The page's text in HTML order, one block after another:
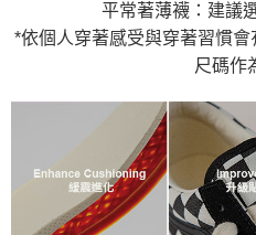
2.透過簡訊連結打開帳單後，可選擇
帳／街口支付／iPASS MONEY」等通
1.本服務係由「台灣大哥大股份有限
用戶於交易時，得透過本服務購買商
買賣價金債權讓與本公司後，依約使
2.基於同意付款使用「大哥付你分期
資料（包含姓名、電話或地址）提供
由本公司與您本人進行分期帳單所需
3.完整用戶服務條款，請詳閱以下連結
１．於結帳方式選擇「AFTEE先享後
結帳頁面，進行簡訊認證並確認金額
２．訂單成立數日內，您將收到繳費通
３．收到繳費通知簡訊後14天內，點
※ 請注意：結帳手續完成當下不需立
購買商品的店家。未經商家同意取消
後付繳納相關費用。
※ 交易是否成功請以「AFTEE先享後
是否繳費成功／繳費後需取消欲退款
客戶支援中心」https://
付款後全家取貨
萊爾富取貨付款
付款後萊爾富取貨
平常著薄襪：建議
*依個人穿著感受與穿著習慣
尺碼作